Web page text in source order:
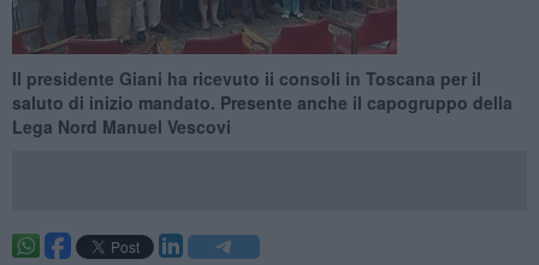
Il presidente Giani ha ricevuto ii consoli in Toscana per il
saluto di inizio mandato. Presente anche il capogruppo della
Lega Nord Manuel Vescovi